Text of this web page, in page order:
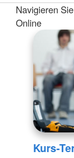
Navigieren
Online
Kurs-